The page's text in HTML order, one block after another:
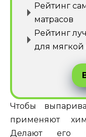
Рейтинг
матрасов
Рейтинг
для
Чтобы
применяют
Делают его